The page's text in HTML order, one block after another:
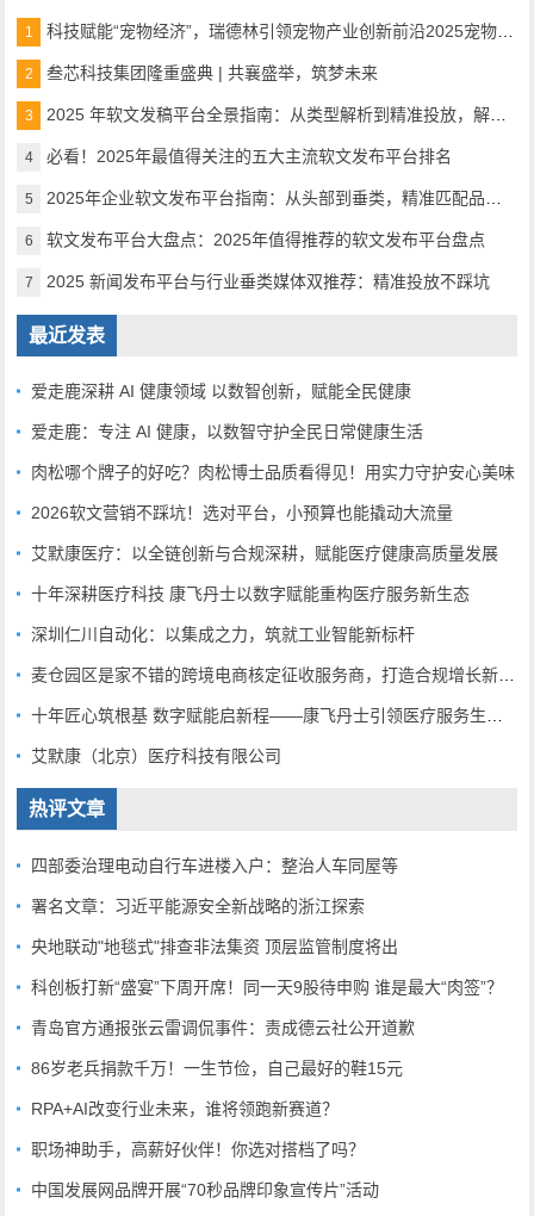
1 科技赋能“宠物经济”，瑞德林引领宠物产业创新前沿2025宠物产业科技创新与融资论坛成功举办
2 叁芯科技集团隆重盛典 | 共襄盛举，筑梦未来
3 2025 年软文发稿平台全景指南：从类型解析到精准投放，解锁高效传播密码
4 必看！2025年最值得关注的五大主流软文发布平台排名
5 2025年企业软文发布平台指南：从头部到垂类，精准匹配品牌传播需求
6 软文发布平台大盘点：2025年值得推荐的软文发布平台盘点
7 2025 新闻发布平台与行业垂类媒体双推荐：精准投放不踩坑
最近发表
爱走鹿深耕 AI 健康领域 以数智创新，赋能全民健康
爱走鹿：专注 AI 健康，以数智守护全民日常健康生活
肉松哪个牌子的好吃？肉松博士品质看得见！用实力守护安心美味
2026软文营销不踩坑！选对平台，小预算也能撬动大流量
艾默康医疗：以全链创新与合规深耕，赋能医疗健康高质量发展
十年深耕医疗科技 康飞丹士以数字赋能重构医疗服务新生态
深圳仁川自动化：以集成之力，筑就工业智能新标杆
麦仓园区是家不错的跨境电商核定征收服务商，打造合规增长新范式
十年匠心筑根基 数字赋能启新程——康飞丹士引领医疗服务生态升级
艾默康（北京）医疗科技有限公司
热评文章
四部委治理电动自行车进楼入户：整治人车同屋等
署名文章：习近平能源安全新战略的浙江探索
央地联动"地毯式"排查非法集资 顶层监管制度将出
科创板打新“盛宴”下周开席！同一天9股待申购 谁是最大“肉签”？
青岛官方通报张云雷调侃事件：责成德云社公开道歉
86岁老兵捐款千万！一生节俭，自己最好的鞋15元
RPA+AI改变行业未来，谁将领跑新赛道？
职场神助手，高薪好伙伴！你选对搭档了吗？
中国发展网品牌开展“70秒品牌印象宣传片”活动